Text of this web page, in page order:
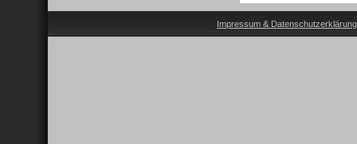
Impressum & Datenschutzerklärung